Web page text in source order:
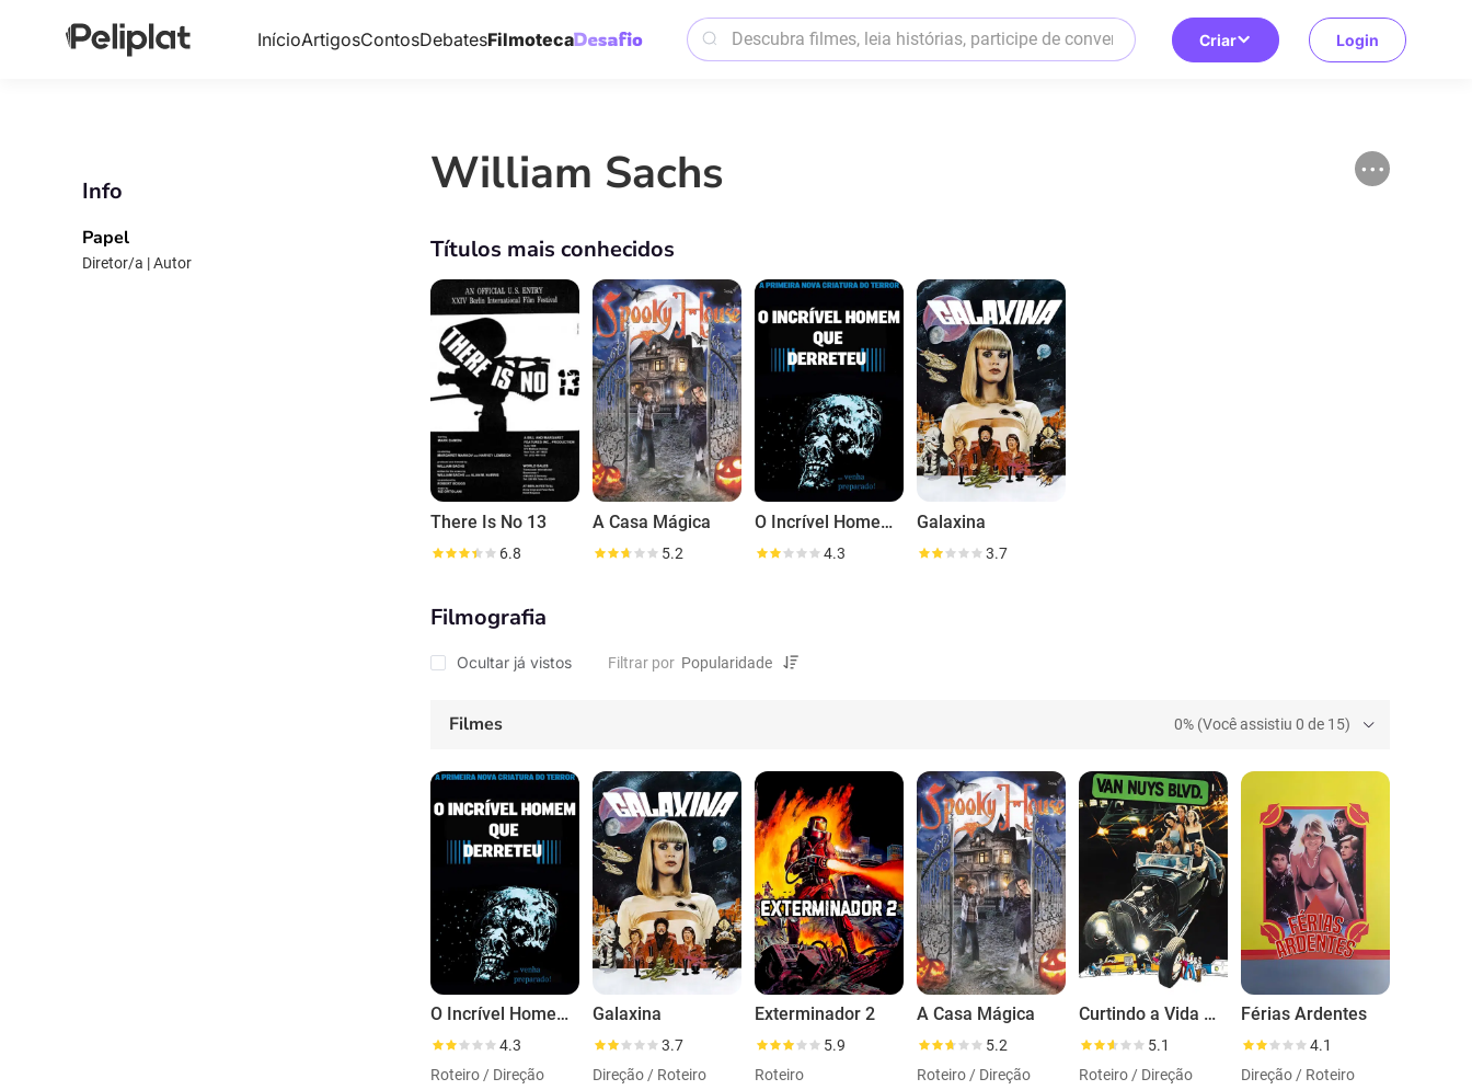
InícioArtigosContosDebatesFilmoteca Criar Login
Info
Papel
Diretor/a | Autor
William Sachs
Títulos mais conhecidos
There Is No 13
6.8
A Casa Mágica
5.2
O Incrível Homem Que Derreteu
4.3
Galaxina
3.7
Filmografia
Ocultar já vistos Filtrar por
Filmes 0% (Você assistiu 0 de 15)
O Incrível Homem Que Derreteu
4.3
Roteiro / Direção
Galaxina
3.7
Direção / Roteiro
Exterminador 2
5.9
Roteiro
A Casa Mágica
5.2
Roteiro / Direção
Curtindo a Vida Acelerado
5.1
Roteiro / Direção
Férias Ardentes
4.1
Direção / Roteiro